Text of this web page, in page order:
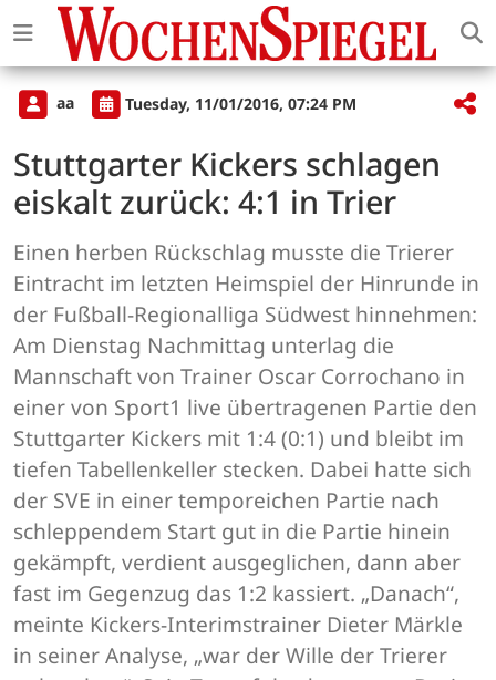
aa Tuesday, 11/01/2016, 07:24 PM
Stuttgarter Kickers schlagen
eiskalt zurück: 4:1 in Trier
Einen herben Rückschlag musste die Trierer
Eintracht im letzten Heimspiel der Hinrunde in
der Fußball-Regionalliga Südwest hinnehmen:
Am Dienstag Nachmittag unterlag die
Mannschaft von Trainer Oscar Corrochano in
einer von Sport1 live übertragenen Partie den
Stuttgarter Kickers mit 1:4 (0:1) und bleibt im
tiefen Tabellenkeller stecken. Dabei hatte sich
der SVE in einer temporeichen Partie nach
schleppendem Start gut in die Partie hinein
gekämpft, verdient ausgeglichen, dann aber
fast im Gegenzug das 1:2 kassiert. „Danach“,
meinte Kickers-Interimstrainer Dieter Märkle
in seiner Analyse, „war der Wille der Trierer